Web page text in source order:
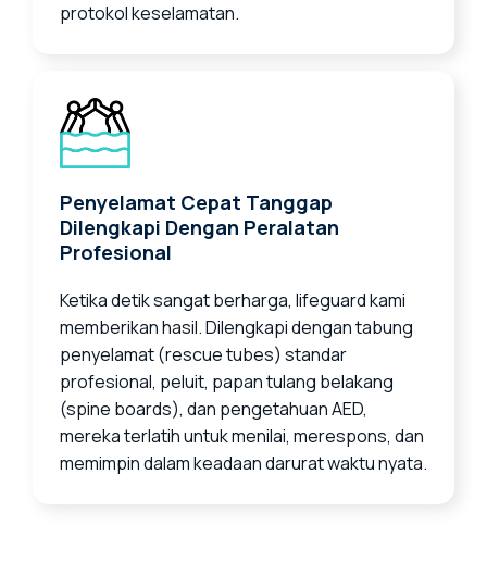
protokol keselamatan.
Penyelamat Cepat Tanggap
Dilengkapi Dengan Peralatan
Profesional
Ketika detik sangat berharga, lifeguard kami
memberikan hasil. Dilengkapi dengan tabung
penyelamat (rescue tubes) standar
profesional, peluit, papan tulang belakang
(spine boards), dan pengetahuan AED,
mereka terlatih untuk menilai, merespons, dan
memimpin dalam keadaan darurat waktu nyata.